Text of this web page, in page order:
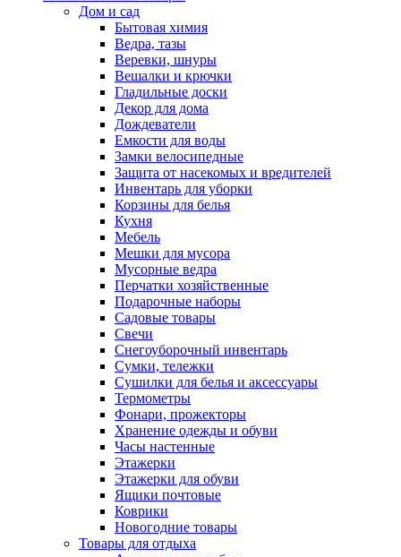
Дом и сад
Бытовая химия
Ведра, тазы
Веревки, шнуры
Вешалки и крючки
Гладильные доски
Декор для дома
Дождеватели
Емкости для воды
Замки велосипедные
Защита от насекомых и вредителей
Инвентарь для уборки
Корзины для белья
Кухня
Мебель
Мешки для мусора
Мусорные ведра
Перчатки хозяйственные
Подарочные наборы
Садовые товары
Свечи
Снегоуборочный инвентарь
Сумки, тележки
Сушилки для белья и аксессуары
Термометры
Фонари, прожекторы
Хранение одежды и обуви
Часы настенные
Этажерки
Этажерки для обуви
Ящики почтовые
Коврики
Новогодние товары
Товары для отдыха